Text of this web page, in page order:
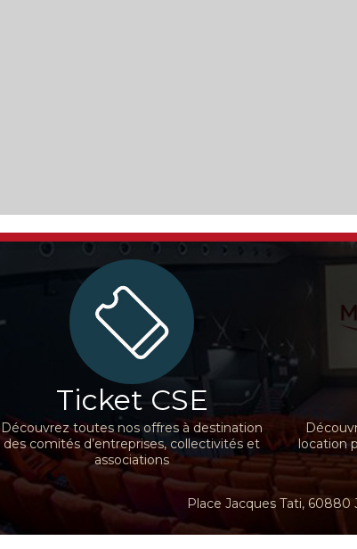
Ticket CSE
Découvrez toutes nos offres à destination
des comités d’entreprises, collectivités et
associations
location
Place Jacques Tati, 60880